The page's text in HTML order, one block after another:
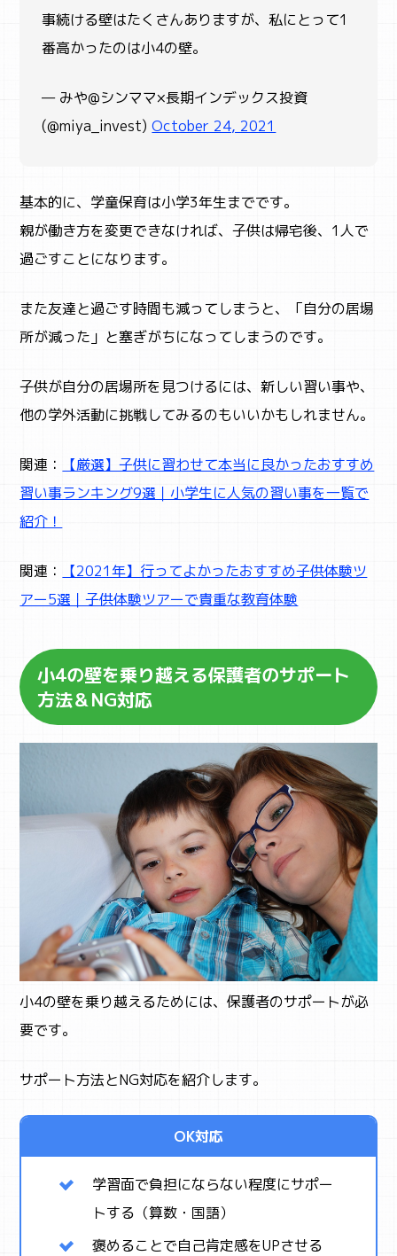
まなびちって？
ABOUT
事続ける壁はたくさんありますが、私にとって1
番高かったのは小4の壁。
— みや@シンママ×長期インデックス投資
(@miya_invest)October 24, 2021
基本的に、学童保育は小学3年生までです。
親が働き方を変更できなければ、子供は帰宅後、1人で
過ごすことになります。
また友達と過ごす時間も減ってしまうと、「自分の居場
所が減った」と塞ぎがちになってしまうのです。
子供が自分の居場所を見つけるには、新しい習い事や、
他の学外活動に挑戦してみるのもいいかもしれません。
関連：
【厳選】子供に習わせて本当に良かったおすすめ
習い事ランキング9選｜小学生に人気の習い事を一覧で
紹介！
関連：
【2021年】行ってよかったおすすめ子供体験ツ
アー5選｜子供体験ツアーで貴重な教育体験
小4の壁を乗り越える保護者のサポート
方法＆NG対応
小4の壁を乗り越えるためには、保護者のサポートが必
要です。
サポート方法とNG対応を紹介します。
OK対応
学習面で負担にならない程度にサポー
トする（算数・国語）
褒めることで自己肯定感をUPさせる